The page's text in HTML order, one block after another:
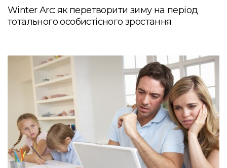
Winter Arc: як перетворити зиму на період
тотального особистісного зростання